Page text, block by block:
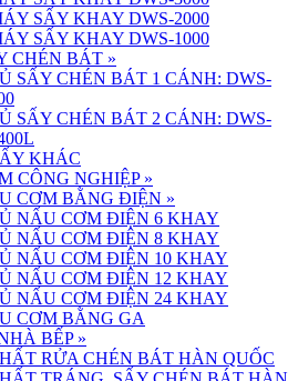
SẤY KHAY DWS-2000
SẤY KHAY DWS-1000
CHÉN BÁT »
SẤY CHÉN BÁT 1 CÁNH: DWS-
SẤY CHÉN BÁT 2 CÁNH: DWS-
KHÁC
CÔNG NGHIỆP »
CƠM BẰNG ĐIỆN »
NẤU CƠM ĐIỆN 6 KHAY
NẤU CƠM ĐIỆN 8 KHAY
NẤU CƠM ĐIỆN 10 KHAY
NẤU CƠM ĐIỆN 12 KHAY
NẤU CƠM ĐIỆN 24 KHAY
CƠM BẰNG GA
BẾP »
RỬA CHÉN BÁT HÀN QUỐC